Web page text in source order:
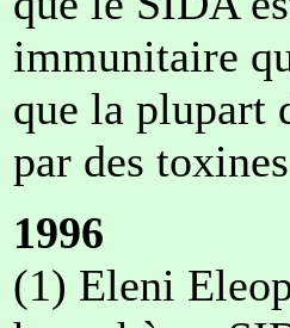
immunitaire
que la plupart
par des
1996
(1) Eleni